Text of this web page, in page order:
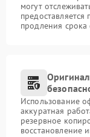
могут
продления
Использование
аккуратная
резервное
восстановление